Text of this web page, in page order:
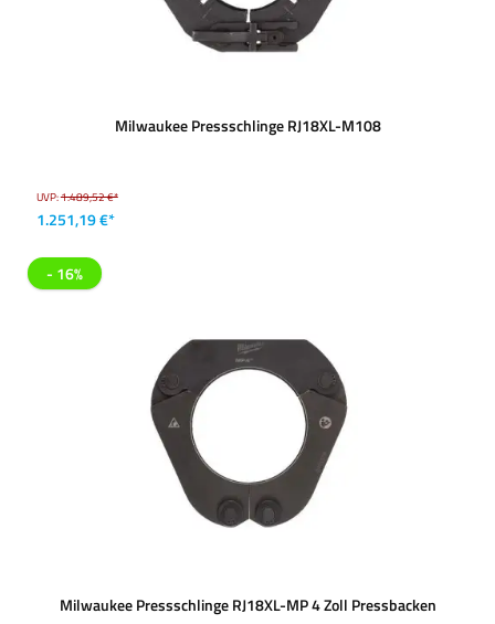
Milwaukee Pressschlinge RJ18XL-M108
UVP:1.489,52 €*
1.251,19 €*
- 16%
Milwaukee Pressschlinge RJ18XL-MP 4 Zoll Pressbacken